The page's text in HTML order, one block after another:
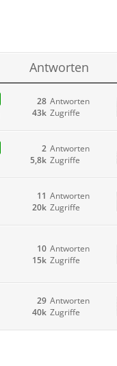
Antworten
Antworten
28
Zugriffe
43k
Antworten
2
Zugriffe
5,8k
Antworten
11
Zugriffe
20k
Antworten
10
Zugriffe
15k
Antworten
29
Zugriffe
40k